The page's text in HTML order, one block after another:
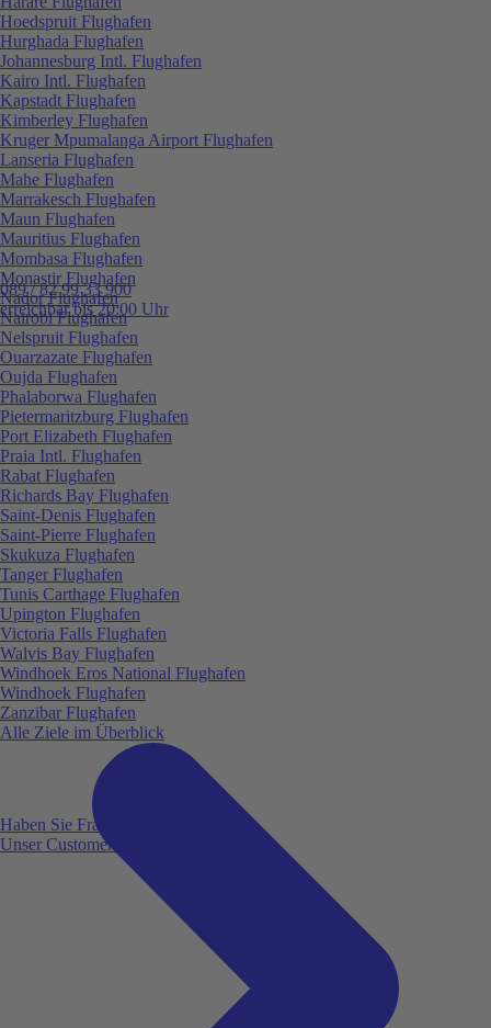
089 / 82 99 33 900
erreichbar bis 20:00 Uhr
Haben Sie Fragen?
Unser Customer Service ist für Sie da!
Hoedspruit Flughafen
Hurghada Flughafen
Johannesburg Intl. Flughafen
Kairo Intl. Flughafen
Kapstadt Flughafen
Kimberley Flughafen
Kruger Mpumalanga Airport Flughafen
Lanseria Flughafen
Mahe Flughafen
Marrakesch Flughafen
Maun Flughafen
Mauritius Flughafen
Mombasa Flughafen
Monastir Flughafen
Nador Flughafen
Nairobi Flughafen
Nelspruit Flughafen
Ouarzazate Flughafen
Oujda Flughafen
Phalaborwa Flughafen
Pietermaritzburg Flughafen
Port Elizabeth Flughafen
Praia Intl. Flughafen
Rabat Flughafen
Richards Bay Flughafen
Saint-Denis Flughafen
Saint-Pierre Flughafen
Skukuza Flughafen
Tanger Flughafen
Tunis Carthage Flughafen
Upington Flughafen
Victoria Falls Flughafen
Walvis Bay Flughafen
Windhoek Eros National Flughafen
Windhoek Flughafen
Zanzibar Flughafen
Alle Ziele im Überblick